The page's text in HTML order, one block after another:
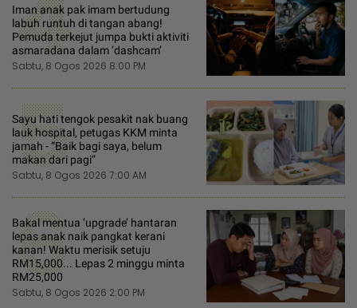
Iman anak pak imam bertudung
labuh runtuh di tangan abang!
Pemuda terkejut jumpa bukti aktiviti
asmaradana dalam ‘dashcam’
Sabtu, 8 Ogos 2026 8:00 PM
5
Sayu hati tengok pesakit nak buang
lauk hospital, petugas KKM minta
jamah - “Baik bagi saya, belum
makan dari pagi”
Sabtu, 8 Ogos 2026 7:00 AM
6
Bakal mentua ‘upgrade’ hantaran
lepas anak naik pangkat kerani
kanan! Waktu merisik setuju
RM15,000... Lepas 2 minggu minta
RM25,000
Sabtu, 8 Ogos 2026 2:00 PM